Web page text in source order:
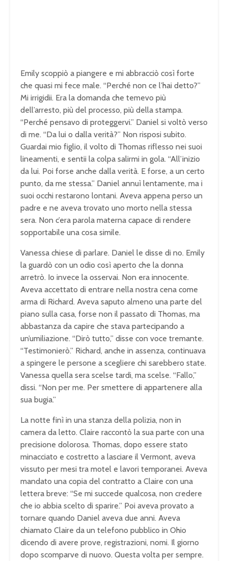
Emily scoppiò a piangere e mi abbracciò così forte
che quasi mi fece male. “Perché non ce l’hai detto?”
Mi irrigidii. Era la domanda che temevo più
dell’arresto, più del processo, più della stampa.
“Perché pensavo di proteggervi.” Daniel si voltò verso
di me. “Da lui o dalla verità?” Non risposi subito.
Guardai mio figlio, il volto di Thomas riflesso nei suoi
lineamenti, e sentii la colpa salirmi in gola. “All’inizio
da lui. Poi forse anche dalla verità. E forse, a un certo
punto, da me stessa.” Daniel annuì lentamente, ma i
suoi occhi restarono lontani. Aveva appena perso un
padre e ne aveva trovato uno morto nella stessa
sera. Non c’era parola materna capace di rendere
sopportabile una cosa simile.
Vanessa chiese di parlare. Daniel le disse di no. Emily
la guardò con un odio così aperto che la donna
arretrò. Io invece la osservai. Non era innocente.
Aveva accettato di entrare nella nostra cena come
arma di Richard. Aveva saputo almeno una parte del
piano sulla casa, forse non il passato di Thomas, ma
abbastanza da capire che stava partecipando a
un’umiliazione. “Dirò tutto,” disse con voce tremante.
“Testimonierò.” Richard, anche in assenza, continuava
a spingere le persone a scegliere chi sarebbero state.
Vanessa quella sera scelse tardi, ma scelse. “Fallo,”
dissi. “Non per me. Per smettere di appartenere alla
sua bugia.”
La notte finì in una stanza della polizia, non in
camera da letto. Claire raccontò la sua parte con una
precisione dolorosa. Thomas, dopo essere stato
minacciato e costretto a lasciare il Vermont, aveva
vissuto per mesi tra motel e lavori temporanei. Aveva
mandato una copia del contratto a Claire con una
lettera breve: “Se mi succede qualcosa, non credere
che io abbia scelto di sparire.” Poi aveva provato a
tornare quando Daniel aveva due anni. Aveva
chiamato Claire da un telefono pubblico in Ohio
dicendo di avere prove, registrazioni, nomi. Il giorno
dopo scomparve di nuovo. Questa volta per sempre.